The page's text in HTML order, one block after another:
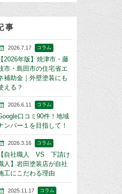
事
2026.7.17 コラム
【2026年版】焼津市・藤
市・島田市の住宅省エ
補助金｜外壁塗装にも
える？
2026.6.11 コラム
口コミ90件！地域
ンバー１を目指して！
2026.3.16 コラム
【自社職人 VS 下請け
人】岩田塗装店が自社
工にこだわる理由
2025.11.17 コラム